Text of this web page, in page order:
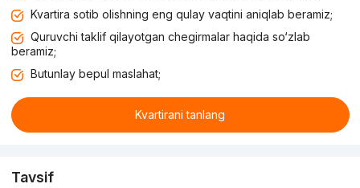
Kvartira sotib olishning eng qulay vaqtini aniqlab beramiz;
Quruvchi taklif qilayotgan chegirmalar haqida so‘zlab
beramiz;
Butunlay bepul maslahat;
Kvartirani tanlang
Tavsif